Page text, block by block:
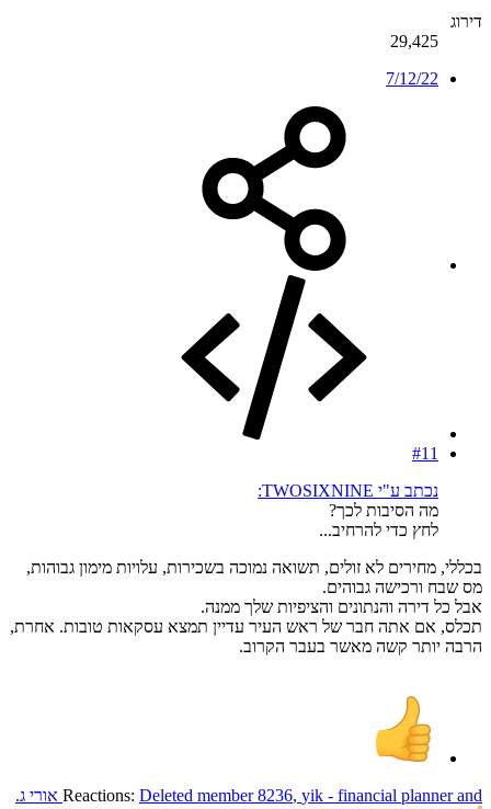
דירוג
29,425
7/12/22
#11
נכתב ע"י TWOSIXNINE:
מה הסיבות לכך?
לחץ כדי להרחיב...
בכללי, מחירים לא זולים, תשואה נמוכה בשכירות, עלויות מימון גבוהות,
מס שבח ורכישה גבוהים.
אבל כל דירה והנתונים והציפיות שלך ממנה.
תכלס, אם אתה חבר של ראש העיר עדיין תמצא עסקאות טובות. אחרת,
הרבה יותר קשה מאשר בעבר הקרוב.
Reactions: Deleted member 8236, yik - financial plannerand
אורי ג.